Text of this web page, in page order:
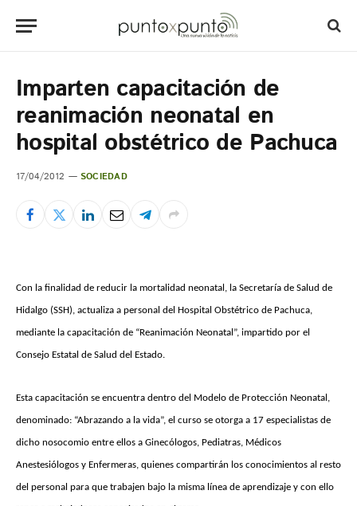
Imparten capacitación de
reanimación neonatal en
hospital obstétrico de Pachuca
17/04/2012 SOCIEDAD
Con la finalidad de reducir la mortalidad neonatal, la Secretaría de Salud de
Hidalgo (SSH), actualiza a personal del Hospital Obstétrico de Pachuca,
mediante la capacitación de “Reanimación Neonatal”, impartido por el
Consejo Estatal de Salud del Estado.
Esta capacitación se encuentra dentro del Modelo de Protección Neonatal,
denominado: “Abrazando a la vida”, el curso se otorga a 17 especialistas de
dicho nosocomio entre ellos a Ginecólogos, Pediatras, Médicos
Anestesiólogos y Enfermeras, quienes compartirán los conocimientos al resto
del personal para que trabajen bajo la misma línea de aprendizaje y con ello